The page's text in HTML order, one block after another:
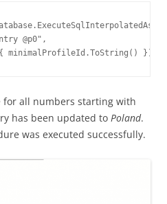
@p0",
minimalProfileId.ToString() });
for all numbers starting with
has been updated to Poland.
was executed successfully.